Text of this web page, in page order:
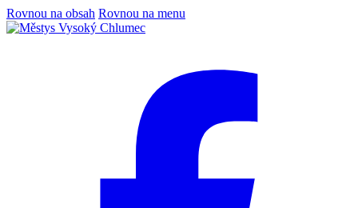
Rovnou na obsah Rovnou na menu